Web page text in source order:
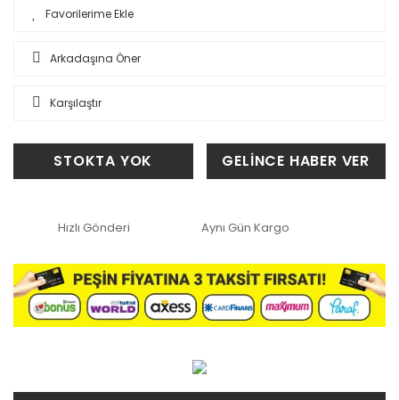
Arkadaşına Öner
Karşılaştır
STOKTA YOK GELİNCE HABER VER
Hızlı Gönderi Aynı Gün Kargo